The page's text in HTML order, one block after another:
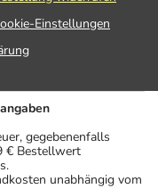
die unter
werden
Apotheker.
E 466)!
und ähnliche
Einstellungen
gegebenenfalls
€ Bestellwert
unabhängig vom